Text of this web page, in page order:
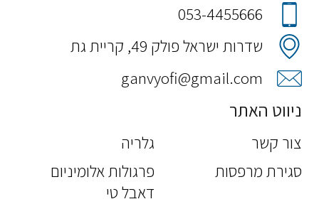
053-4455666
שדרות ישראל פולק 49, קריית גת
ganvyofi@gmail.com
ניווט האתר
צור קשר
גלריה
סגירת מרפסות
פרגולות אלומיניום
דאבל טי